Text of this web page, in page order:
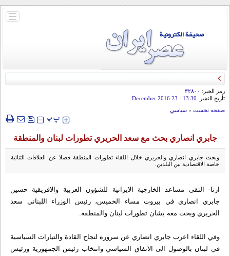
باز
رمز الخبر: ۳۲۸۰۰
تأريخ النشر: 13:30
- 23 December 2016
صفحه نخست » سياسي
‍‍‍ پپ
جابري انصاري بحث مع سعد الحريري تطورات لبنان والمنطقة
وبحث جابري انصاري والحريري خلال اللقاء تطورات المنطقة فضلا عن العلاقات الثنائية
خاصة الاقتصادية بين البلدين.
ارنا- التقى مساعد الخارجية الايرانية للشؤون العربية والافريقية حسين
جابري انصاري في بيروت مساء الخميس، رئيس الوزراء اللبناني سعد
الحريري وبحث معه بشان تطورات لبنان والمنطقة.
وفي اللقاء اعرب جابري انصاري عن سروره لنجاح القادة والتيارات السياسية
في لبنان بالوصول الى الاتفاق السياسي وانتخاب رئيس الجمهورية ورئيس